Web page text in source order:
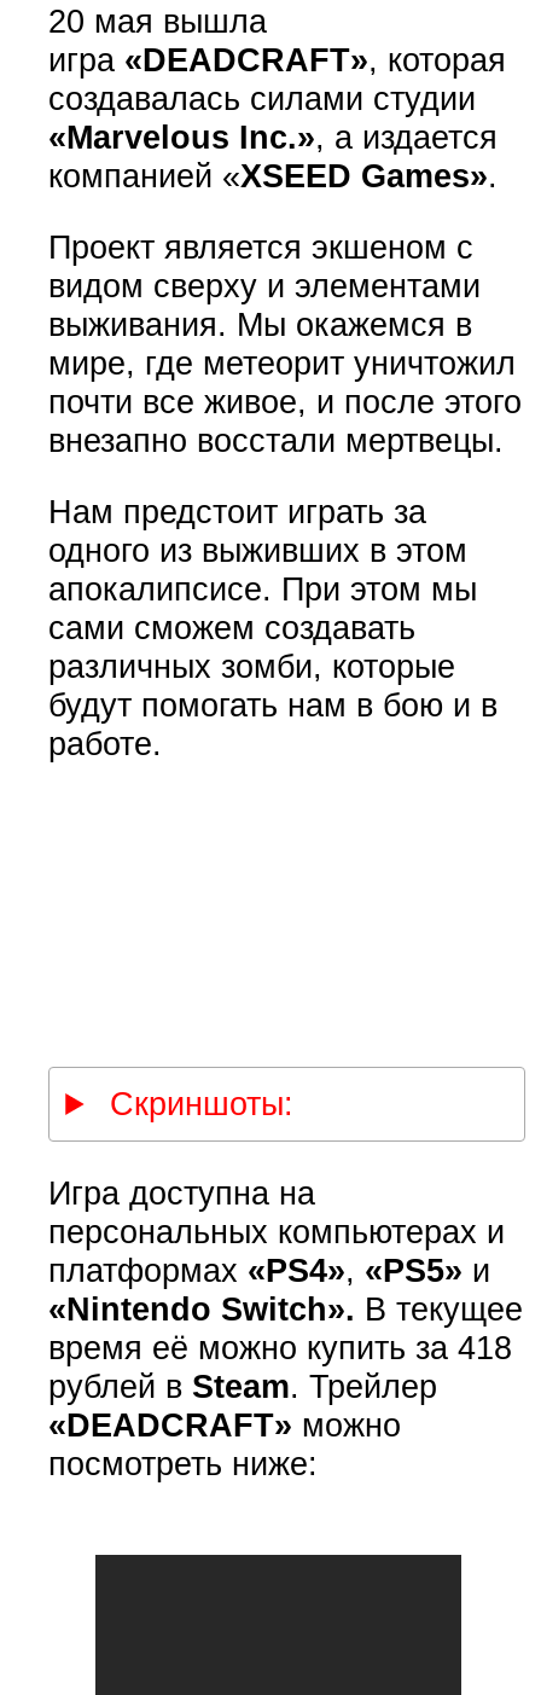
20 мая вышла
игра «DEADCRAFT», которая
создавалась силами студии
«Marvelous Inc.», а издается
компанией «XSEED Games».
Проект является экшеном с
видом сверху и элементами
выживания. Мы окажемся в
мире, где метеорит уничтожил
почти все живое, и после этого
внезапно восстали мертвецы.
Нам предстоит играть за
одного из выживших в этом
апокалипсисе. При этом мы
сами сможем создавать
различных зомби, которые
будут помогать нам в бою и в
работе.
Скриншоты:
Игра доступна на
персональных компьютерах и
платформах «PS4», «PS5» и
«Nintendo Switch». В текущее
время её можно купить за 418
рублей в Steam. Трейлер
«DEADCRAFT» можно
посмотреть ниже: